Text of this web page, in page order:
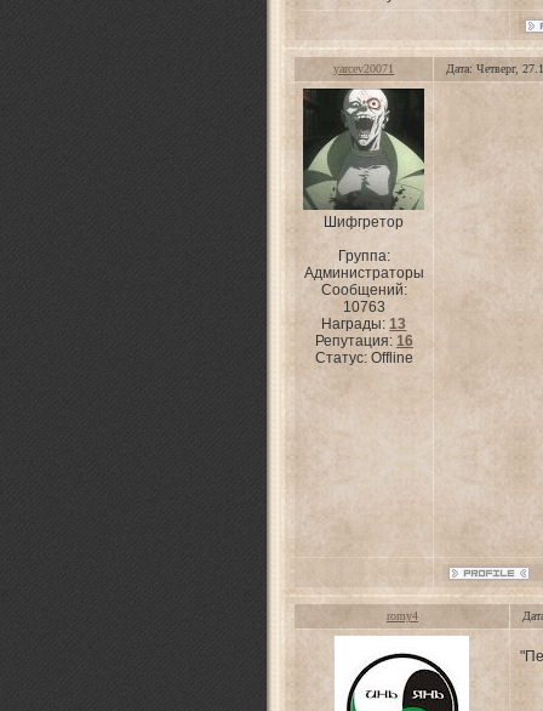
yarcev20071 Дата: Четверг,
Шифгретор
Группа:
Администраторы
Сообщений:
10763
Награды:13
Репутация: 16
Статус: Offline
romy4